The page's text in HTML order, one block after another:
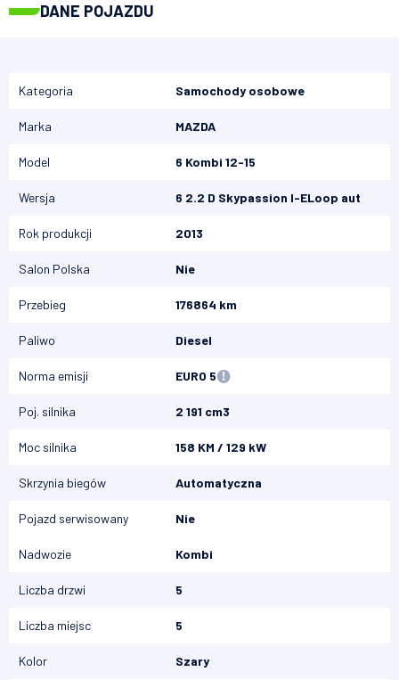
DANE POJAZDU
Kategoria Samochody osobowe
Marka MAZDA
Model 6 Kombi 12-15
Wersja 6 2.2 D Skypassion I-ELoop aut
Rok produkcji 2013
Salon Polska Nie
Przebieg 176864 km
Paliwo Diesel
Norma emisji EURO 5
Poj. silnika 2 191 cm3
Moc silnika 158 KM / 129 kW
Skrzynia biegów Automatyczna
Pojazd serwisowany Nie
Nadwozie Kombi
Liczba drzwi 5
Liczba miejsc 5
Kolor Szary